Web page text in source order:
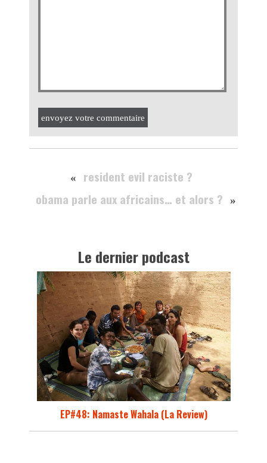
envoyez votre commentaire
«
resident evil raciste ?
obama parle aux africains… et alors ?
»
Le dernier podcast
EP#48: Namaste Wahala (La Review)